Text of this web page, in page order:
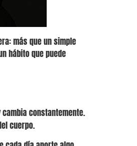
más que un simple
hábito que puede
constantemente.
cuerpo.